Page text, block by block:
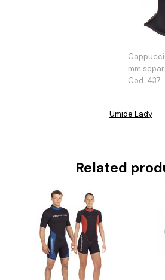
mm
Cod. 437
Umide Lady
Related